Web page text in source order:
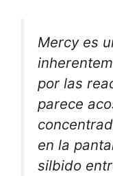
Mercy es
por las
parece
en la
silbido